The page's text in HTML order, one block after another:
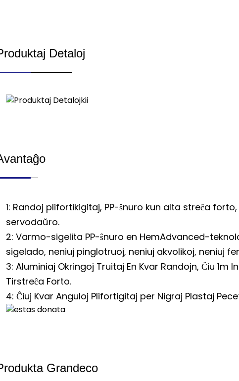
Detaloj
1: Randoj plifortikigitaj, PP-ŝnuro kun alta streĉa
servodaŭro.
2: Varmo-sigelita PP-ŝnuro en HemAdvanced-
sigelado, neniuj pinglotruoj, neniuj akvolikoj, neniuj
3: Aluminiaj Okringoj Truitaj En Kvar Randojn, Ĉiu 1m
Tirstreĉa Forto.
4: Ĉiuj Kvar Anguloj Plifortigitaj per Nigraj Plastaj
Grandeco